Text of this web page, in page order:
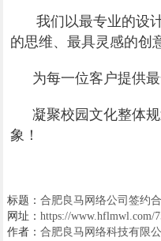
我们以最专业的设
的思维、最具灵感的创
为每一位客户提供
凝聚校园文化整体
象！
标题： 合肥良马网络公司签约
网址： https://www.hflmwl.com/
作者： 合肥良马网络科技有限公